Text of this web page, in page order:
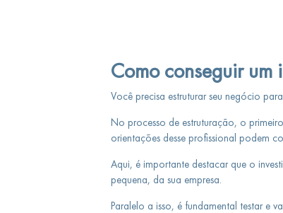
Como conseguir um
Você precisa estruturar seu negócio
No processo de estruturação, o
orientações desse profissional podem
Aqui, é importante destacar que o
pequena, da sua empresa.
Paralelo a isso, é fundamental testar e